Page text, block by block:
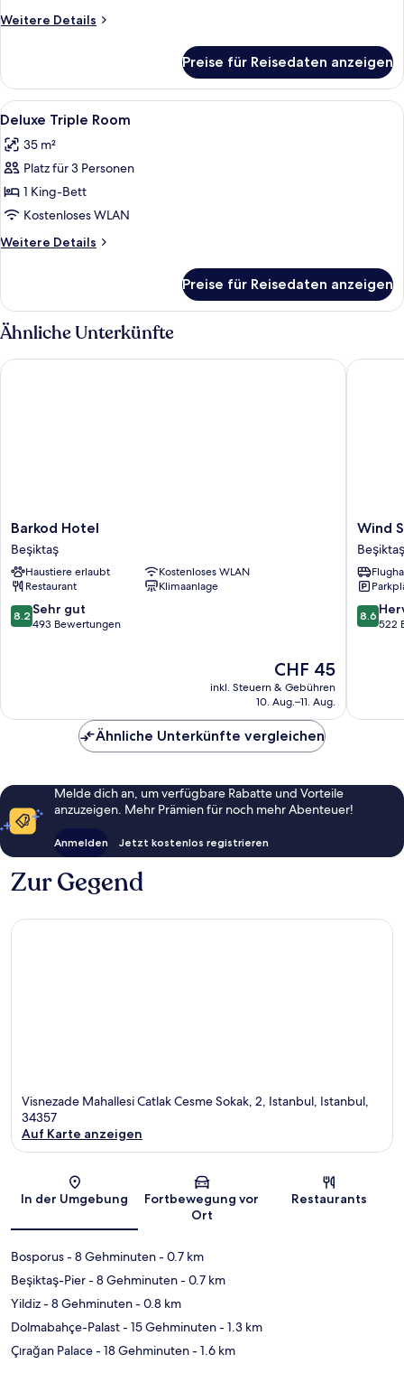
Weitere Details
Weitere
Suite
Preise für Reisedaten anzeigen
Alle
Fotos
für
Deluxe
Triple
Room
anzeigen
Ein modernes Schlafzimmer mit
6
Deluxe Triple Room
35 m²
Platz für 3 Personen
1 King-Bett
Kostenloses WLAN
Weitere Details
Weitere
Triple
Room
Preise für Reisedaten anzeigen
Ähnliche Unterkünfte
Barkod
Hotel
Beşiktaş
Barkod Hotel
Beşiktaş
Haustiere erlaubt
Kostenloses WLAN
Restaurant
Klimaanlage
8.2
von
8.2 Sehr gut
493 Bewertungen
Der
Preis
beträgt
CHF 45
inkl. Steuern & Gebühren
10. Aug.–11. Aug.
Barkod Hotel
Wind
Suit
Beşiktaş
Wind
Beşiktaş
8.6
von
8.6
522
Wind
Ähnliche Unterkünfte vergleichen
Melde dich an, um verfügbare Rabatte und Vorteile
anzuzeigen. Mehr Prämien für noch mehr Abenteuer!
Anmelden Jetzt kostenlos registrieren
Zur Gegend
Visnezade Mahallesi Catlak Cesme Sokak, 2, Istanbul, Istanbul,
34357
Auf Karte anzeigen
In der Umgebung
Fortbewegung vor
Ort
Restaurants
Bosporus- 8 Gehminuten- 0.7 km
Beşiktaş-Pier- 8 Gehminuten- 0.7 km
Yildiz- 8 Gehminuten- 0.8 km
Dolmabahçe-Palast- 15 Gehminuten- 1.3 km
Çırağan Palace- 18 Gehminuten- 1.6 km